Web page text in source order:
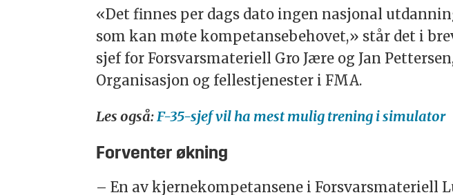
«Det finnes per dags dato ingen nasjonal
som kan møte kompetansebehovet,» står det i
sjef for Forsvarsmateriell Gro Jære og Jan
Organisasjon og fellestjenester i FMA.
Les også: F-35-sjef vil ha mest mulig trening i simulator
Forventer økning
– En av kjernekompetansene i